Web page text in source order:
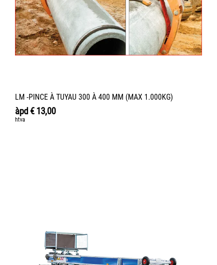
LM -PINCE À TUYAU 300 À 400 MM (MAX 1.000KG)
àpd €13,00
htva